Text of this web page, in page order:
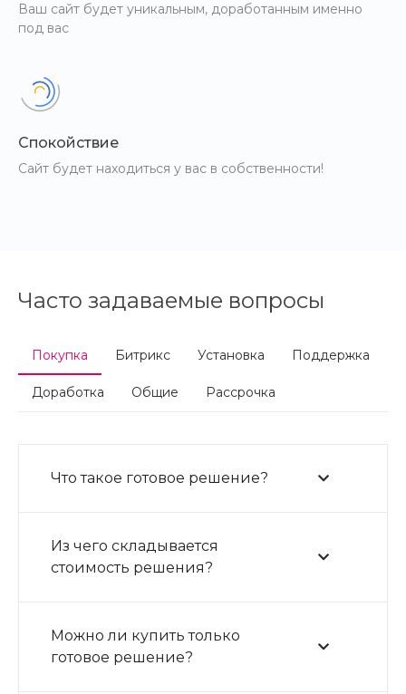
Ваш сайт будет уникальным, доработанным именно
под вас
Спокойствие
Сайт будет находиться у вас в собственности!
Часто задаваемые вопросы
Покупка Битрикс Установка Поддержка
Доработка Общие Рассрочка
Что такое готовое решение?
Из чего складывается
стоимость решения?
Можно ли купить только
готовое решение?